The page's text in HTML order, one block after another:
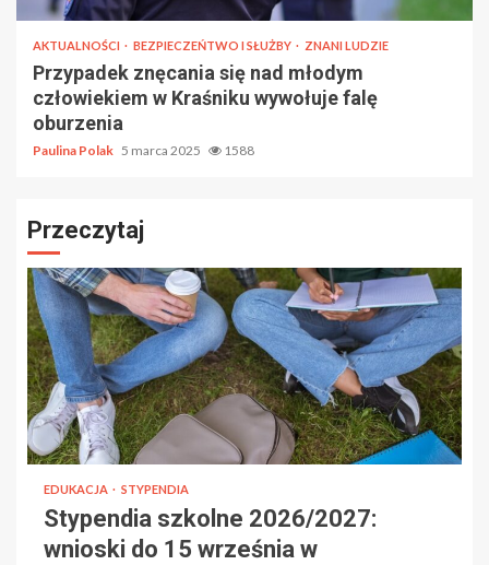
AKTUALNOŚCI BEZPIECZEŃTWO I SŁUŻBY ZNANI LUDZIE
Przypadek znęcania się nad młodym
człowiekiem w Kraśniku wywołuje falę
oburzenia
Paulina Polak 5 marca 2025 1588
Przeczytaj
EDUKACJA STYPENDIA
Stypendia szkolne 2026/2027:
wnioski do 15 września w